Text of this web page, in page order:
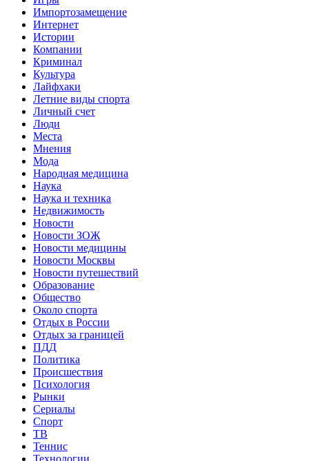
Импортозамещение
Интернет
Истории
Компании
Криминал
Культура
Лайфхаки
Летние виды спорта
Личный счет
Люди
Места
Мнения
Мода
Народная медицина
Наука
Наука и техника
Недвижимость
Новости
Новости ЗОЖ
Новости медицины
Новости Москвы
Новости путешествий
Образование
Общество
Около спорта
Отдых в России
Отдых за границей
ПДД
Политика
Происшествия
Психология
Рынки
Сериалы
Спорт
ТВ
Теннис
Технологии